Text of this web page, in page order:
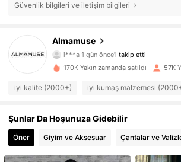
Güvenlik bilgileri ve iletişim bilgileri
Almamuse
4,79
110K Takipçiler
'i takip etti
c***1 göz atıyor
4,79
110K Takipçiler
4,79 110K Takipçiler
170K Yakın zamanda satıldı 57K
iyi kalite (2000+) iyi kumaş malzemesi
Şunlar Da Hoşunuza Gidebilir
Öner Giyim ve Aksesuar Çantalar ve